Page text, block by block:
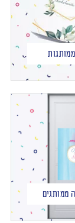
ממותגים